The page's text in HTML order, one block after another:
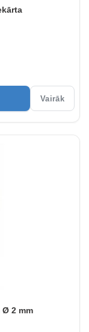
Vairāk
Ø 2 mm